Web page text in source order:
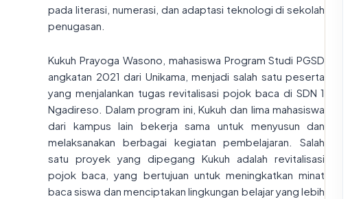
pada literasi, numerasi, dan adaptasi teknologi di sekolah
penugasan.
Kukuh Prayoga Wasono, mahasiswa Program Studi PGSD
angkatan 2021 dari Unikama, menjadi salah satu peserta
yang menjalankan tugas revitalisasi pojok baca di SDN 1
Ngadireso. Dalam program ini, Kukuh dan lima mahasiswa
dari kampus lain bekerja sama untuk menyusun dan
melaksanakan berbagai kegiatan pembelajaran. Salah
satu proyek yang dipegang Kukuh adalah revitalisasi
pojok baca, yang bertujuan untuk meningkatkan minat
baca siswa dan menciptakan lingkungan belajar yang lebih